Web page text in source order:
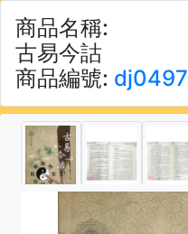
商品名稱:
古易今詁
商品編號: dj0497